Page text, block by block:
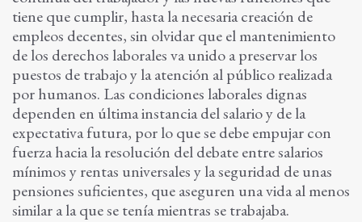
tiene que cumplir, hasta la necesaria creación de
empleos decentes, sin olvidar que el mantenimiento
de los derechos laborales va unido a preservar los
puestos de trabajo y la atención al público realizada
por humanos. Las condiciones laborales dignas
dependen en última instancia del salario y de la
expectativa futura, por lo que se debe empujar con
fuerza hacia la resolución del debate entre salarios
mínimos y rentas universales y la seguridad de unas
pensiones suficientes, que aseguren una vida al menos
similar a la que se tenía mientras se trabajaba.